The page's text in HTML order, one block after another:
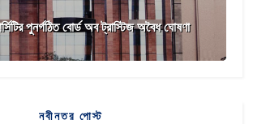
পুনর্গঠিত বোর্ড অব ট্রাস্টিজ অবৈধ ঘোষণা
নবীনতর পোস্ট